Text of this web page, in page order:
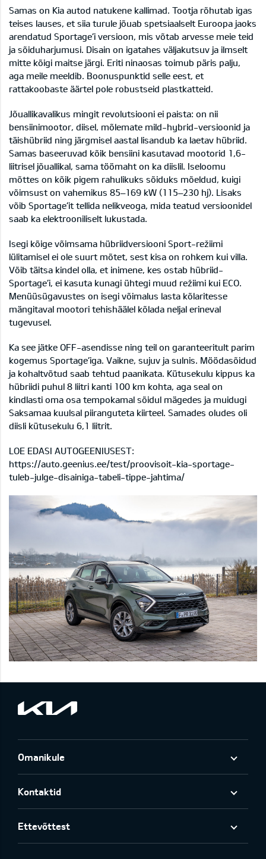
Samas on Kia autod natukene kallimad. Tootja rõhutab igas
teises lauses, et siia turule jõuab spetsiaalselt Euroopa jaoks
arendatud Sportage’i versioon, mis võtab arvesse meie teid
ja sõiduharjumusi. Disain on igatahes väljakutsuv ja ilmselt
mitte kõigi maitse järgi. Eriti ninaosas toimub päris palju,
aga meile meeldib. Boonuspunktid selle eest, et
rattakoobaste äärtel pole robustseid plastkatteid.
Jõuallikavalikus mingit revolutsiooni ei paista: on nii
bensiinimootor, diisel, mõlemate mild-hybrid-versioonid ja
täishübriid ning järgmisel aastal lisandub ka laetav hübriid.
Samas baseeruvad kõik bensiini kasutavad mootorid 1,6-
liitrisel jõuallikal, sama töömaht on ka diislil. Iseloomu
mõttes on kõik pigem rahulikuks sõiduks mõeldud, kuigi
võimsust on vahemikus 85–169 kW (115–230 hj). Lisaks
võib Sportage’it tellida nelikveoga, mida teatud versioonidel
saab ka elektrooniliselt lukustada.
Isegi kõige võimsama hübriidversiooni Sport-režiimi
lülitamisel ei ole suurt mõtet, sest kisa on rohkem kui villa.
Võib täitsa kindel olla, et inimene, kes ostab hübriid-
Sportage’i, ei kasuta kunagi ühtegi muud režiimi kui ECO.
Menüüsügavustes on isegi võimalus lasta kõlaritesse
mängitaval mootori tehishäälel kõlada neljal erineval
tugevusel.
Ka see jätke OFF-asendisse ning teil on garanteeritult parim
kogemus Sportage’iga. Vaikne, sujuv ja sulnis. Möödasõidud
ja kohaltvõtud saab tehtud paanikata. Kütusekulu kippus ka
hübriidi puhul 8 liitri kanti 100 km kohta, aga seal on
kindlasti oma osa tempokamal sõidul mägedes ja muidugi
Saksamaa kuulsal piiranguteta kiirteel. Samades oludes oli
diisli kütuse­kulu 6,1 liitrit.
LOE EDASI AUTOGEENIUSEST:
https://auto.geenius.ee/test/proovisoit-kia-sportage-
tuleb-julge-disainiga-tabeli-tippe-jahtima/
Omanikule
Kontaktid
Ettevõttest